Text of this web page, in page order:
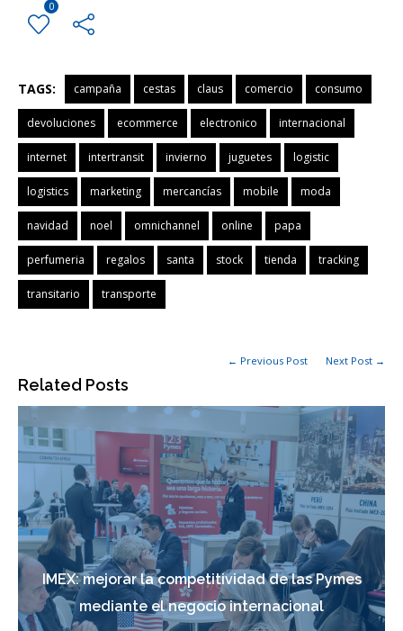
0
TAGS: campaña cestas claus comercio consumo
devoluciones ecommerce electronico internacional
internet intertransit invierno juguetes logistic
logistics marketing mercancías mobile moda
navidad noel omnichannel online papa
perfumeria regalos santa stock tienda tracking
transitario transporte
Related Posts
← Previous Post Next Post →
IMEX: mejorar la competitividad de las Pymes
mediante el negocio internacional